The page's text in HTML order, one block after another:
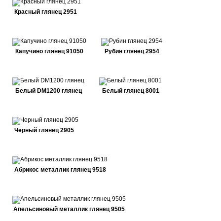
Красный глянец 2951
Капучино глянец 91050 Рубин глянец 2954
Белый DM1200 глянец Белый глянец 8001
Черный глянец 2905
Абрикос металлик глянец 9518
Апельсиновый металлик глянец 9505